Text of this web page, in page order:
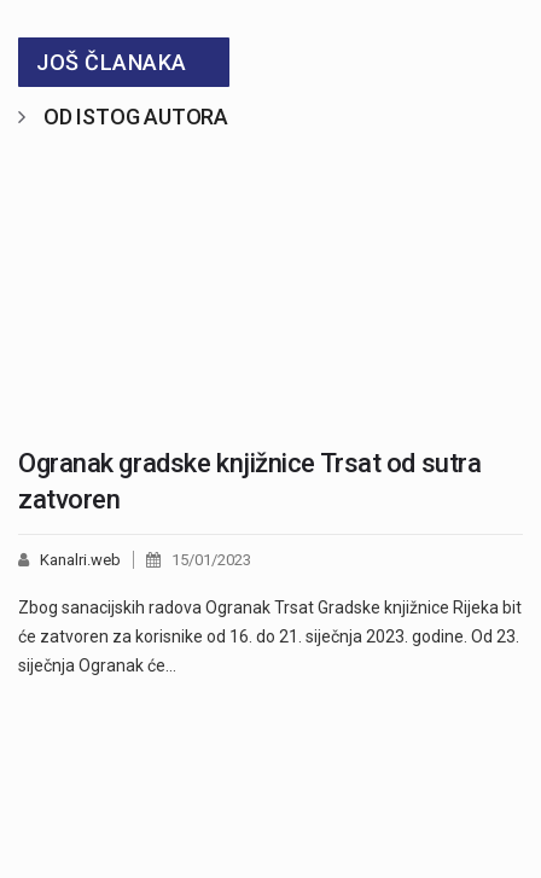
JOŠ ČLANAKA
OD ISTOG AUTORA
Ogranak gradske knjižnice Trsat od sutra
zatvoren
Kanalri.web 15/01/2023
Zbog sanacijskih radova Ogranak Trsat Gradske knjižnice Rijeka bit
će zatvoren za korisnike od 16. do 21. siječnja 2023. godine. Od 23.
siječnja Ogranak će…